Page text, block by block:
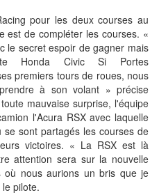
pour les deux courses au
est de compléter les courses. «
le secret espoir de gagner mais
Honda Civic Si Portes
premiers tours de roues, nous
à son volant » précise
mauvaise surprise, l'équipe
l'Acura RSX avec laquelle
sont partagés les courses de
victoires. « La RSX est là
attention sera sur la nouvelle
où nous aurions un bris que je
pilote.